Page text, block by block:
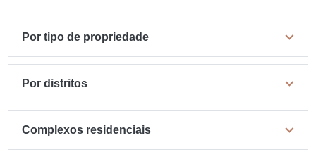
Por tipo de propriedade
Por distritos
Complexos residenciais